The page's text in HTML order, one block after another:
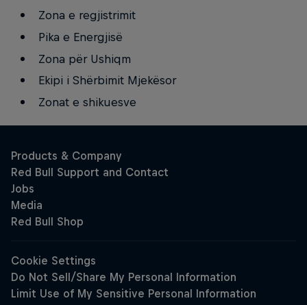
Zona e regjistrimit
Pika e Energjisë
Zona për Ushiqm
Ekipi i Shërbimit Mjekësor
Zonat e shikuesve